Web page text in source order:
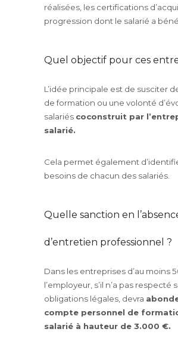
réalisées, les certifications
progression dont le salarié a
Quel objectif pour ces
L’idée principale est de susciter
de formation ou une volonté
salariés coconstruit par
salarié.
Cela permet également
besoins de chacun des salariés.
Quelle sanction en
d’entretien professionnel ?
Dans les entreprises d’au moins
l’employeur, s’il n’a pas respecté
obligations légales, devra
compte personnel de
salarié à hauteur de 3.000 €.